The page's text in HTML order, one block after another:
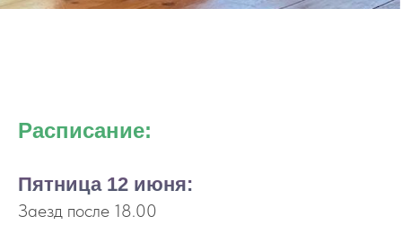
Расписание:
Пятница 12 июня:
Заезд после 18.00